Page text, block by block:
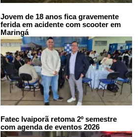
Jovem de 18 anos fica gravemente
ferida em acidente com scooter em
Maringá
Fatec Ivaiporã retoma 2º semestre
com agenda de eventos 2026